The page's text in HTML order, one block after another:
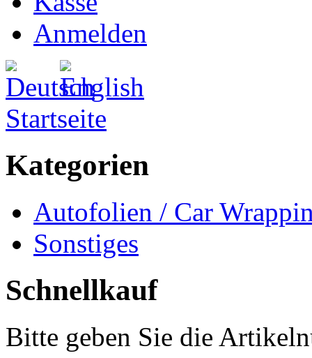
Anmelden
Startseite
Kategorien
Autofolien / Car
Sonstiges
Schnellkauf
Bitte geben Sie die